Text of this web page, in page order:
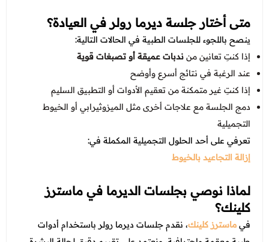
متى أختار جلسة ديرما رولر في العيادة؟
ينصح باللجوء للجلسات الطبية في الحالات التالية:
إذا كنتِ تعانين منندبات عميقة أو تصبغات قوية
عند الرغبة في نتائج أسرع وأوضح
إذا كنتِ غير متمكنة من تعقيم الأدوات أو التطبيق السليم
دمج الجلسة مع علاجات أخرى مثل الميزوثيرابي أو الخيوط
التجميلية
تعرفي على أحد الحلول التجميلية المكملة في:
إزالة التجاعيد بالخيوط
لماذا نوصي بجلسات الديرما في ماسترز
كلينك؟
في ماسترز كلينك، نقدم جلسات ديرما رولر باستخدام أدوات